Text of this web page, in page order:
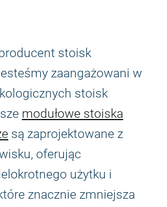
stoisk
zaangażowani w
stoisk
modułowe stoiska
są zaprojektowane z
oferując
użytku i
znacznie zmniejsza